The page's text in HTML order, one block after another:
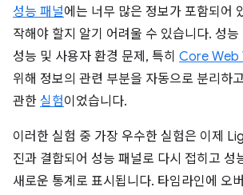
성능 패널에는 너무 많은 정보가 포함되어
작해야 할지 알기 어려울 수 있습니다. 성능
성능 및 사용자 환경 문제, 특히 Core Web
위해 정보의 관련 부분을 자동으로 분리하
관한 실험이었습니다.
이러한 실험 중 가장 우수한 실험은 이제
진과 결합되어 성능 패널로 다시 접히고 성
새로운 통계로 표시됩니다. 타임라인에 오